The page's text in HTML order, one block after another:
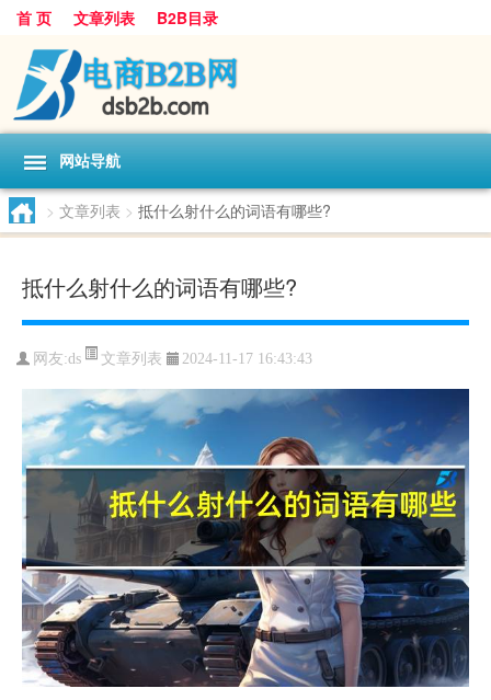
首 页 文章列表 B2B目录
网站导航
> 文章列表 > 抵什么射什么的词语有哪些?
抵什么射什么的词语有哪些?
网友:ds 文章列表 2024-11-17 16:43:43